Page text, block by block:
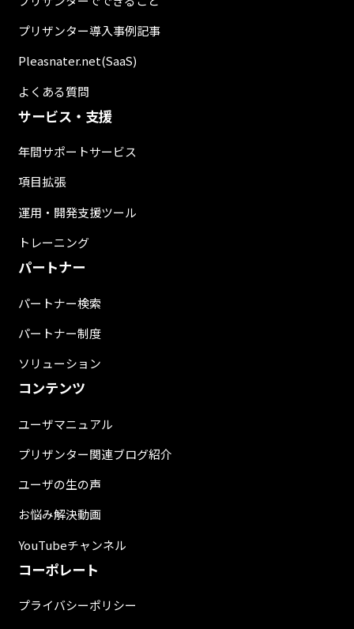
プリザンター導入事例記事
Pleasnater.net(SaaS)
よくある質問
サービス・支援
年間サポートサービス
項目拡張
運用・開発支援ツール
トレーニング
パートナー
パートナー検索
パートナー制度
ソリューション
コンテンツ
ユーザマニュアル
プリザンター関連ブログ紹介
ユーザの生の声
お悩み解決動画
YouTubeチャンネル
コーポレート
プライバシーポリシー